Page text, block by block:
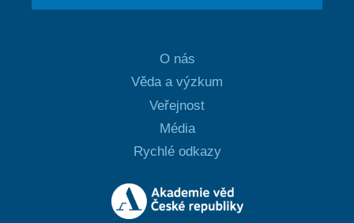
O nás
Věda a výzkum
Veřejnost
Média
Rychlé odkazy